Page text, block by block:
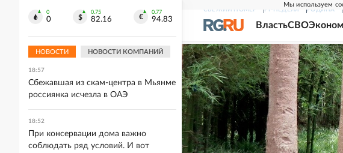
Мы используем
СВЕЖИЙ НОМЕР РГ-НЕДЕЛЯ РОДИНА
ВластьСВО
0
0
0.75
82.16
0.77
94.83
НОВОСТИ НОВОСТИ КОМПАНИЙ
19:11
сделал свой первый снимок
18:57
Сбежавшая из скам-центра в Мьянме
россиянка исчезла в ОАЭ
18:52
При консервации дома важно
соблюдать ряд условий. И вот